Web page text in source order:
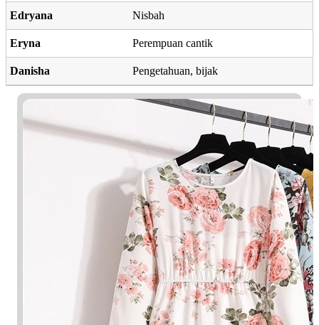
Edryana Nisbah
Eryna Perempuan cantik
Danisha Pengetahuan, bijak